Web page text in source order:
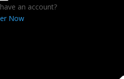
an account?
Now